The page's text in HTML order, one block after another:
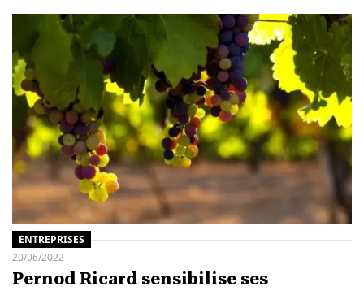
ENTREPRISES
20/06/2022
Pernod Ricard sensibilise ses